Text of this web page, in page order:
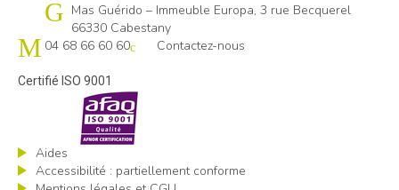
Cap emploi 66
Mas Guérido – Immeuble Europa, 3 rue Becquerel
66330 Cabestany
04 68 66 60 60
Contactez-nous
Certifié ISO 9001
Aides
Accessibilité : partiellement conforme